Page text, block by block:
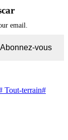
email.
Abonnez-vous
Tout-terrain#